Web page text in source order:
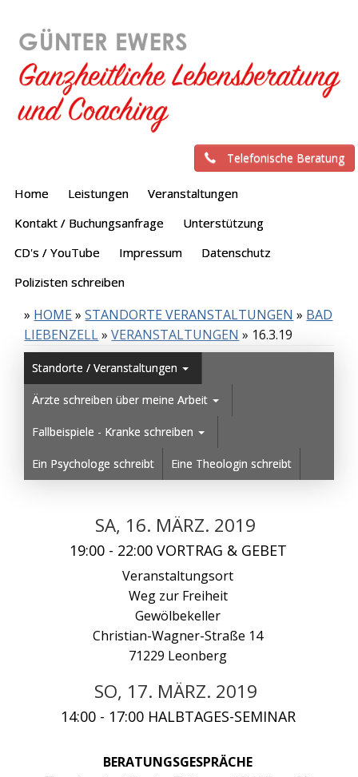
Telefonische Beratung
Home Leistungen
Veranstaltungen
Kontakt / Buchungsanfrage
Unterstützung
CD's / YouTube
Impressum
Datenschutz
Polizisten schreiben
» HOME » STANDORTE VERANSTALTUNGEN » BAD
LIEBENZELL » VERANSTALTUNGEN » 16.3.19
Standorte / Veranstaltungen
Ärzte schreiben über meine Arbeit
Fallbeispiele - Kranke schreiben
Ein Psychologe schreibt Eine Theologin schreibt
SA, 16. MÄRZ. 2019
19:00 - 22:00 VORTRAG & GEBET
Veranstaltungsort
Weg zur Freiheit
Gewölbekeller
Christian-Wagner-Straße 14
71229 Leonberg
SO, 17. MÄRZ. 2019
14:00 - 17:00 HALBTAGES-SEMINAR
BERATUNGSGESPRÄCHE